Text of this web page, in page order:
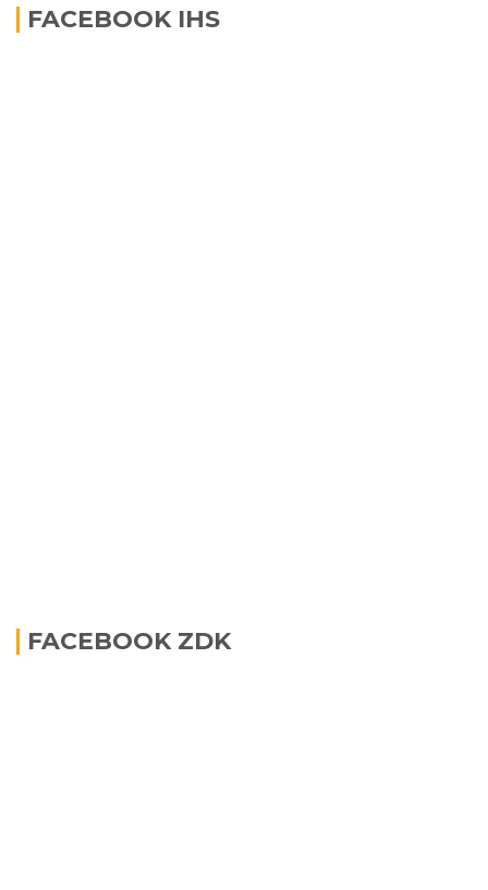
FACEBOOK IHS
FACEBOOK ZDK